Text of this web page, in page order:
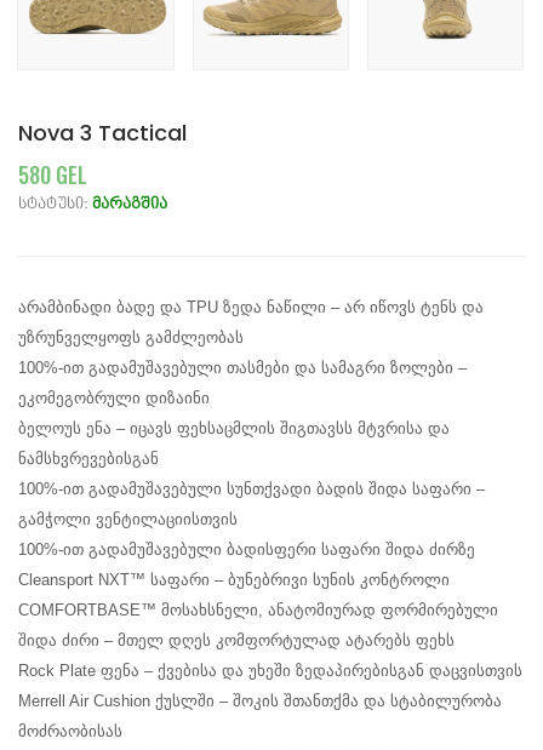
Nova 3 Tactical
580 GEL
სტატუსი: მარაგშია
არამბინადი ბადე და TPU ზედა ნაწილი – არ იწოვს ტენს და
უზრუნველყოფს გამძლეობას
100%-ით გადამუშავებული თასმები და სამაგრი ზოლები –
ეკომეგობრული დიზაინი
ბელოუს ენა – იცავს ფეხსაცმლის შიგთავსს მტვრისა და
ნამსხვრევებისგან
100%-ით გადამუშავებული სუნთქვადი ბადის შიდა საფარი –
გამჭოლი ვენტილაციისთვის
100%-ით გადამუშავებული ბადისფერი საფარი შიდა ძირზე
Cleansport NXT™ საფარი – ბუნებრივი სუნის კონტროლი
COMFORTBASE™ მოსახსნელი, ანატომიურად ფორმირებული
შიდა ძირი – მთელ დღეს კომფორტულად ატარებს ფეხს
Rock Plate ფენა – ქვებისა და უხეში ზედაპირებისგან დაცვისთვის
Merrell Air Cushion ქუსლში – შოკის შთანთქმა და სტაბილურობა
მოძრაობისას